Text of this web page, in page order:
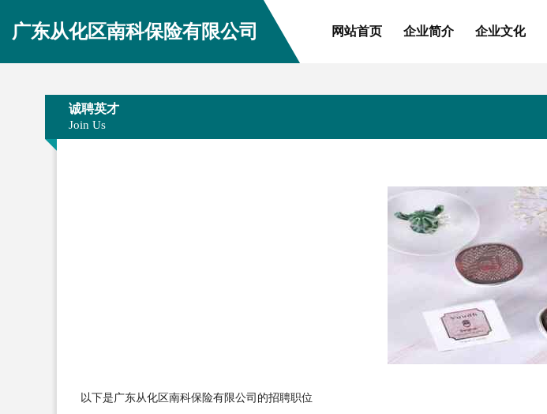
广东从化区南科保险有限公司 网站首页 企业简介 企业文化
诚聘英才
Join Us
以下是广东从化区南科保险有限公司的招聘职位